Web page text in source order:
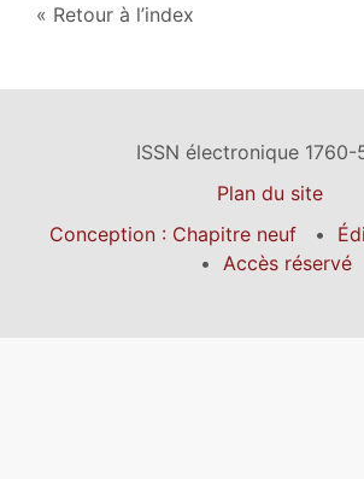
Retour à l’index
ISSN électronique 1760-
Plan du site
Conception : Chapitre neuf
Accès réservé